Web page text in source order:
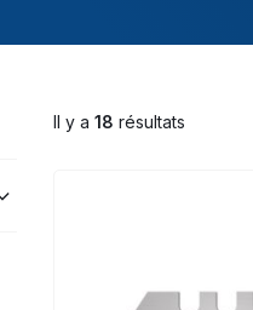
Il y a 18 résultats